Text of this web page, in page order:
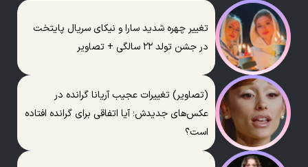
تغییر چهره شدید سارا و نیکای سریال پایتخت
در جشن تولد ۲۲ سالگی + تصاویر
(تصاویر) تغییرات عجیب آریانا گرانده در
عکس‌های جدیدش؛ آیا اتفاقی برای گرانده افتاده
است؟